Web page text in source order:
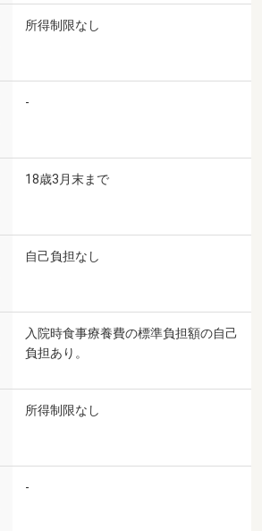
所得制限なし
-
18歳3月末まで
自己負担なし
入院時食事療養費の標準負担額の自己
負担あり。
所得制限なし
-